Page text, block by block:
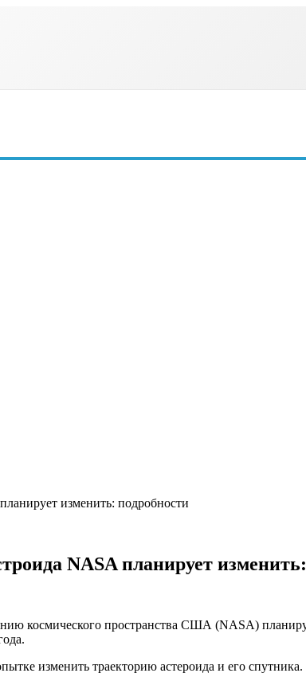
изменить: подробности
NASA планирует
космического пространства США (NASA)
изменить траекторию астероида и его спутника.